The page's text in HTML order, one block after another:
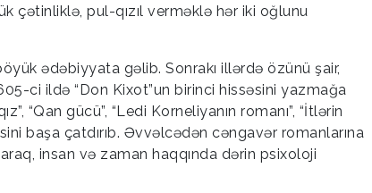
çətinliklə, pul-qızıl verməklə hər iki oğlunu
ədəbiyyata gəlib. Sonrakı illərdə özünü şair,
ci ildə “Don Kixot”un birinci hissəsini yazmağa
“Qan gücü”, “Ledi Korneliyanın romanı”, “İtlərin
başa çatdırıb. Əvvəlcədən cəngavər romanlarına
insan və zaman haqqında dərin psixoloji